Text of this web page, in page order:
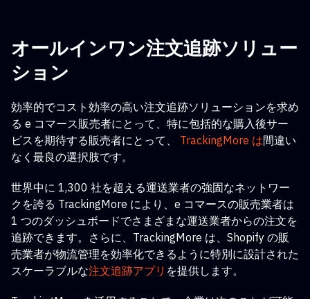
オールインワン注文追跡ソリュー
ション
効率的でコスト効率の高い注文追跡ソリューションを求め
る e コマース販売者にとって 、特に包括的な購入後サー
ビスを期待する販売者にとって、
TrackingMore は間違い
なく最良の選択肢です。
世界中に 1,300 社を超える運送業者の強固なネットワー
クを誇る TrackingMore により、e コマースの販売業者は
1 つのダッシュボードでさまざまな運送業者からの注文を
追跡できます。さらに、TrackingMore は、Shopify の販
売業者が物流管理を効率化できるように特別に設計された
スケーラブルな注文追跡アプリ を提供します。